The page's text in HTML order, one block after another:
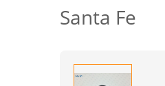
Santa Fe